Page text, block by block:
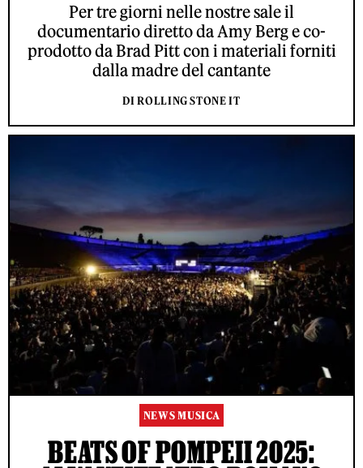
Per tre giorni nelle nostre sale il
documentario diretto da Amy Berg e co-
prodotto da Brad Pitt con i materiali forniti
dalla madre del cantante
DI ROLLING STONE IT
NEWS MUSICA
BEATS OF POMPEII 2025: